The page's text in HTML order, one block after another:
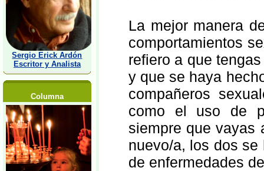
Sergio Erick Ardón
Escritor y Analista
Columna
La mejor manera
comportamientos
refiero a que
y que se haya
compañeros
como el uso de
siempre que vayas
nuevo/a, los dos se
de enfermedades